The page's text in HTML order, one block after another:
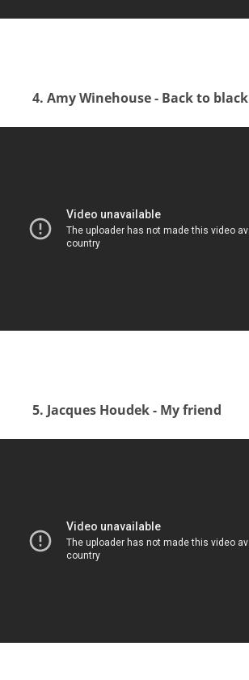
4. Amy Winehouse - Back to black
5. Jacques Houdek - My friend